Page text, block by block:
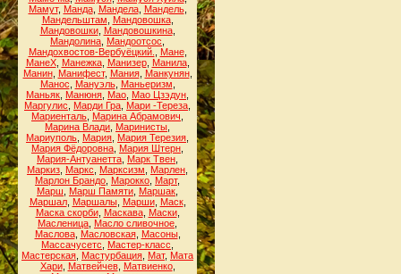
Мамут, Манда, Мандела, Мандель,
Мандельштам
Мандовошка,
Мандовошки, Мандовошкина,
Мандолина Мандоотсос
Мандохвостов-Вербуёцкий.
Мане,
МанеХ, Манежка, Манизер, Манила,
Манин, Манифест, Мания, Манкунян,
Манос
Мануэль, Маньеризм
Маньяк Манюня Мао Мао Цзэдун
Маргулис
Марди Гра Мари -Тереза
Мариенталь Марина Абрамович
Марина Влади Маринисты
Мариуполь Мария Мария Терезия
Мария Фёдоровна Мария Штерн
Мария-Антуанетта Марк Твен
Маркиз Маркс Марксизм Марлен
Марлон Брандо Марокко Март,
Марш
Марш Памяти Маршак
Маршал, Маршалы, Марши, Маск,
Маска скорби, Маскава, Маски,
Масленица Масло сливочное
Маслова, Масловская, Масоны,
Массачусетс
Мастер-класс
Мастерская Мастурбация Мат, Мата
Хари, Матвейчев, Матвиенко,